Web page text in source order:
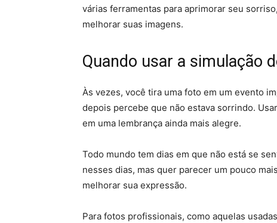
várias ferramentas para aprimorar seu
melhorar suas imagens.
Quando usar a simulação
Às vezes, você tira uma foto em um evento
depois percebe que não estava sorrindo.
em uma lembrança ainda mais alegre.
Todo mundo tem dias em que não está se
nesses dias, mas quer parecer um pouco
melhorar sua expressão.
Para fotos profissionais, como aquelas